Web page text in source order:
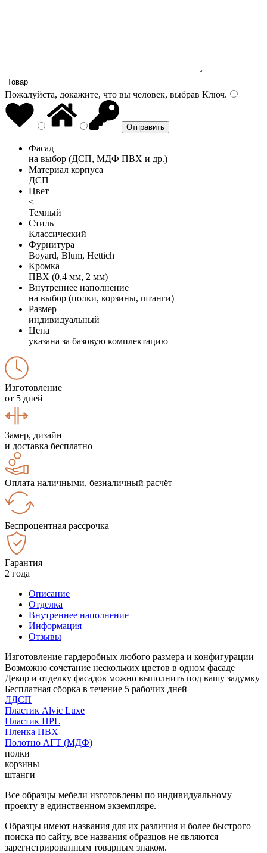
Пожалуйста, докажите, что вы человек, выбрав Ключ.
Фасад
на выбор (ДСП, МДФ ПВХ и др.)
Материал корпуса
ДСП
Цвет
<
Темный
Стиль
Классический
Фурнитура
Boyard, Blum, Hettich
Кромка
ПВХ (0,4 мм, 2 мм)
Внутреннее наполнение
на выбор (полки, корзины, штанги)
Размер
индивидуальный
Цена
указана за базовую комплектацию
Изготовление
от 5 дней
Замер, дизайн
и доставка бесплатно
Оплата наличными, безналичный расчёт
Беспроцентная рассрочка
Гарантия
2 года
Описание
Отделка
Внутреннее наполнение
Информация
Отзывы
Изготовление гардеробных любого размера и конфигурации
Возможно сочетание нескольких цветов в одном фасаде
Декор и отделку фасадов можно выполнить под вашу задумку
Бесплатная сборка в течение 5 рабочих дней
ЛДСП
Пластик Alvic Luxe
Пластик HPL
Пленка ПВХ
Полотно АГТ (МДФ)
полки
корзины
штанги
Все образцы мебели изготовлены по индивидуальному
проекту в единственном экземпляре.
Образцы имеют названия для их различия и более быстрого
поиска по сайту, все названия образцов не являются
зарегистрированным товарным знаком.